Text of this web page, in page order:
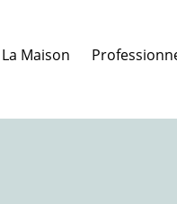
La Maison